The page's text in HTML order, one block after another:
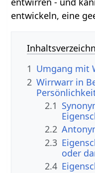
entwickeln, eine
1 Umgang mit
2 Wirrwarr in
2.1
2.2
2.3
oder
2.4